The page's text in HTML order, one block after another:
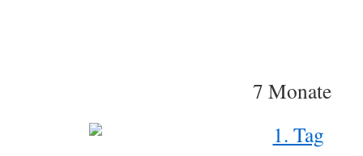
7 Monate